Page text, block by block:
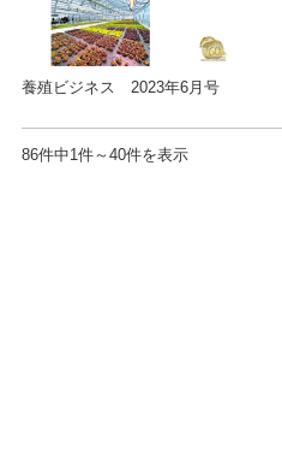
養殖ビジネス 2023年6月号
86件中1件～40件を表示